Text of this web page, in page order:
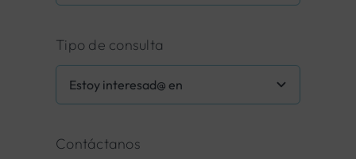
Tipo de consulta
Contáctanos